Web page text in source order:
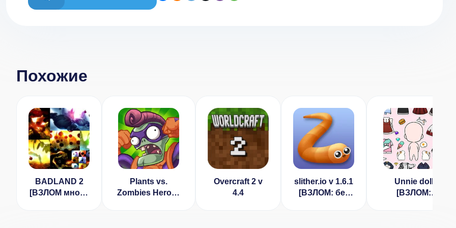
Похожие
BADLAND 2
[ВЗЛОМ много
Plants vs.
Zombies Heroes
Overcraft 2 v
4.4
slither.io v 1.6.1
[ВЗЛОМ: без
Unnie doll
[ВЗЛОМ: